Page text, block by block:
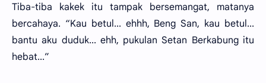
Tiba-tiba kakek itu tampak bersemangat, matanya
bercahaya. “Kau betul... ehhh, Beng San, kau betul...
bantu aku duduk... ehh, pukulan Setan Berkabung itu
hebat...”